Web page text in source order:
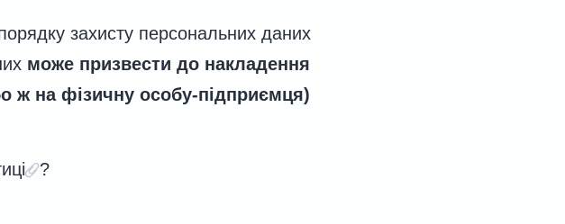
захисту персональних даних
може призвести до накладення
ж на фізичну особу-підприємця)
?